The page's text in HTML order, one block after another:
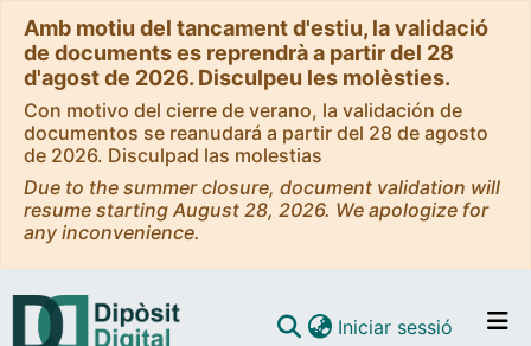
Amb motiu del tancament d'estiu, la validació
de documents es reprendrà a partir del 28
d'agost de 2026. Disculpeu les molèsties.
Con motivo del cierre de verano, la validación de
documentos se reanudará a partir del 28 de agosto
de 2026. Disculpad las molestias
Due to the summer closure, document validation will
resume starting August 28, 2026. We apologize for
any inconvenience.
Iniciar sessió (current)